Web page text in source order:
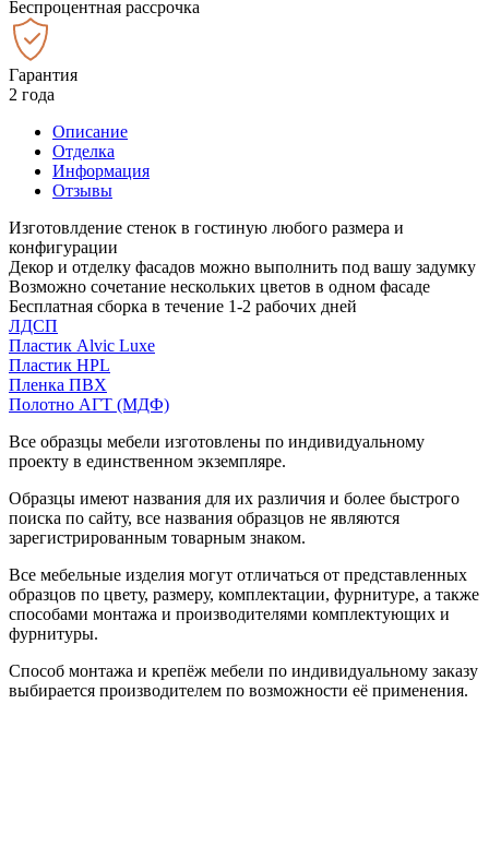
Беспроцентная рассрочка
Гарантия
2 года
Описание
Отделка
Информация
Отзывы
Изготовлдение стенок в гостиную любого размера и
конфигурации
Декор и отделку фасадов можно выполнить под вашу задумку
Возможно сочетание нескольких цветов в одном фасаде
Бесплатная сборка в течение 1-2 рабочих дней
ЛДСП
Пластик Alvic Luxe
Пластик HPL
Пленка ПВХ
Полотно АГТ (МДФ)
Все образцы мебели изготовлены по индивидуальному
проекту в единственном экземпляре.
Образцы имеют названия для их различия и более быстрого
поиска по сайту, все названия образцов не являются
зарегистрированным товарным знаком.
Все мебельные изделия могут отличаться от представленных
образцов по цвету, размеру, комплектации, фурнитуре, а также
способами монтажа и производителями комплектующих и
фурнитуры.
Способ монтажа и крепёж мебели по индивидуальному заказу
выбирается производителем по возможности её применения.